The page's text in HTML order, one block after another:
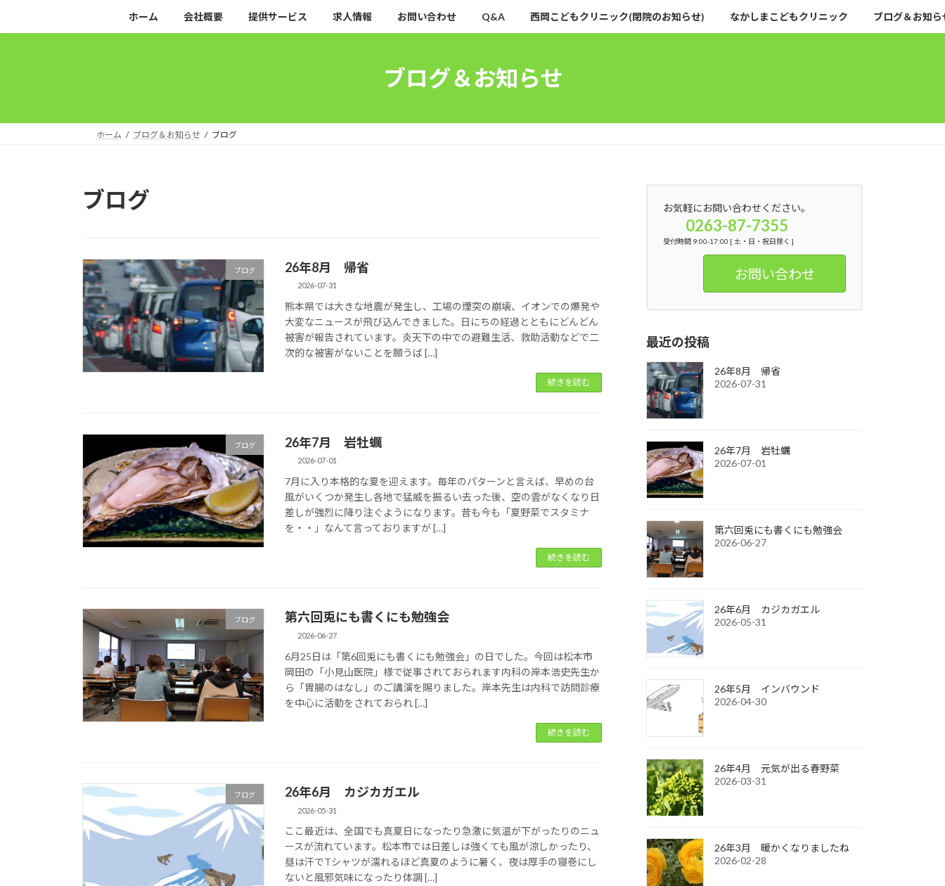
キ
に
ホーム 会社概要 提供サービス 求人情報 お問い合わせ Q&A 西岡こどもクリニック(閉院のお知らせ) なかしまこどもクリニック ブログ＆お知ら
ブログ＆お知らせ
ホーム ブログ＆お知らせ ブログ
ブログ
ブログ 26年8月 帰省
2026-07-31
熊本県では大きな地震が発生し、工場の煙突の崩壊、イオンでの爆発や
大変なニュースが飛び込んできました。日にちの経過とともにどんどん
被害が報告されています。炎天下の中での避難生活、救助活動などで二
次的な被害がないことを願うば […]
続きを読む
ブログ 26年7月 岩牡蠣
2026-07-01
7月に入り本格的な夏を迎えます。毎年のパターンと言えば、早めの台
風がいくつか発生し各地で猛威を振るい去った後、空の雲がなくなり日
差しが強烈に降り注ぐようになります。昔も今も「夏野菜でスタミナ
を・・」なんて言っておりますが […]
続きを読む
ブログ 第六回兎にも書くにも勉強会
2026-06-27
6月25日は「第6回兎にも書くにも勉強会」の日でした。今回は松本市
岡田の「小見山医院」様で従事されておられます内科の岸本浩史先生か
ら「胃腸のはなし」のご講演を賜りました。岸本先生は内科で訪問診療
を中心に活動をされておられ […]
続きを読む
ブログ 26年6月 カジカガエル
2026-05-31
ここ最近は、全国でも真夏日になったり急激に気温が下がったりのニュ
ースが流れています。松本市では日差しは強くても風が涼しかったり、
昼は汗でTシャツが濡れるほど真夏のように暑く、夜は厚手の寝巻にし
ないと風邪気味になったり体調 […]
お気軽にお問い合わせください。
0263-87-7355
受付時間 9:00-17:00 [ 土・日・祝日除く ]
お問い合わせ
最近の投稿
26年8月 帰省
2026-07-31
26年7月 岩牡蠣
2026-07-01
第六回兎にも書くにも勉強会
2026-06-27
26年6月 カジカガエル
2026-05-31
26年5月 インバウンド
2026-04-30
26年4月 元気が出る春野菜
2026-03-31
26年3月 暖かくなりましたね
2026-02-28